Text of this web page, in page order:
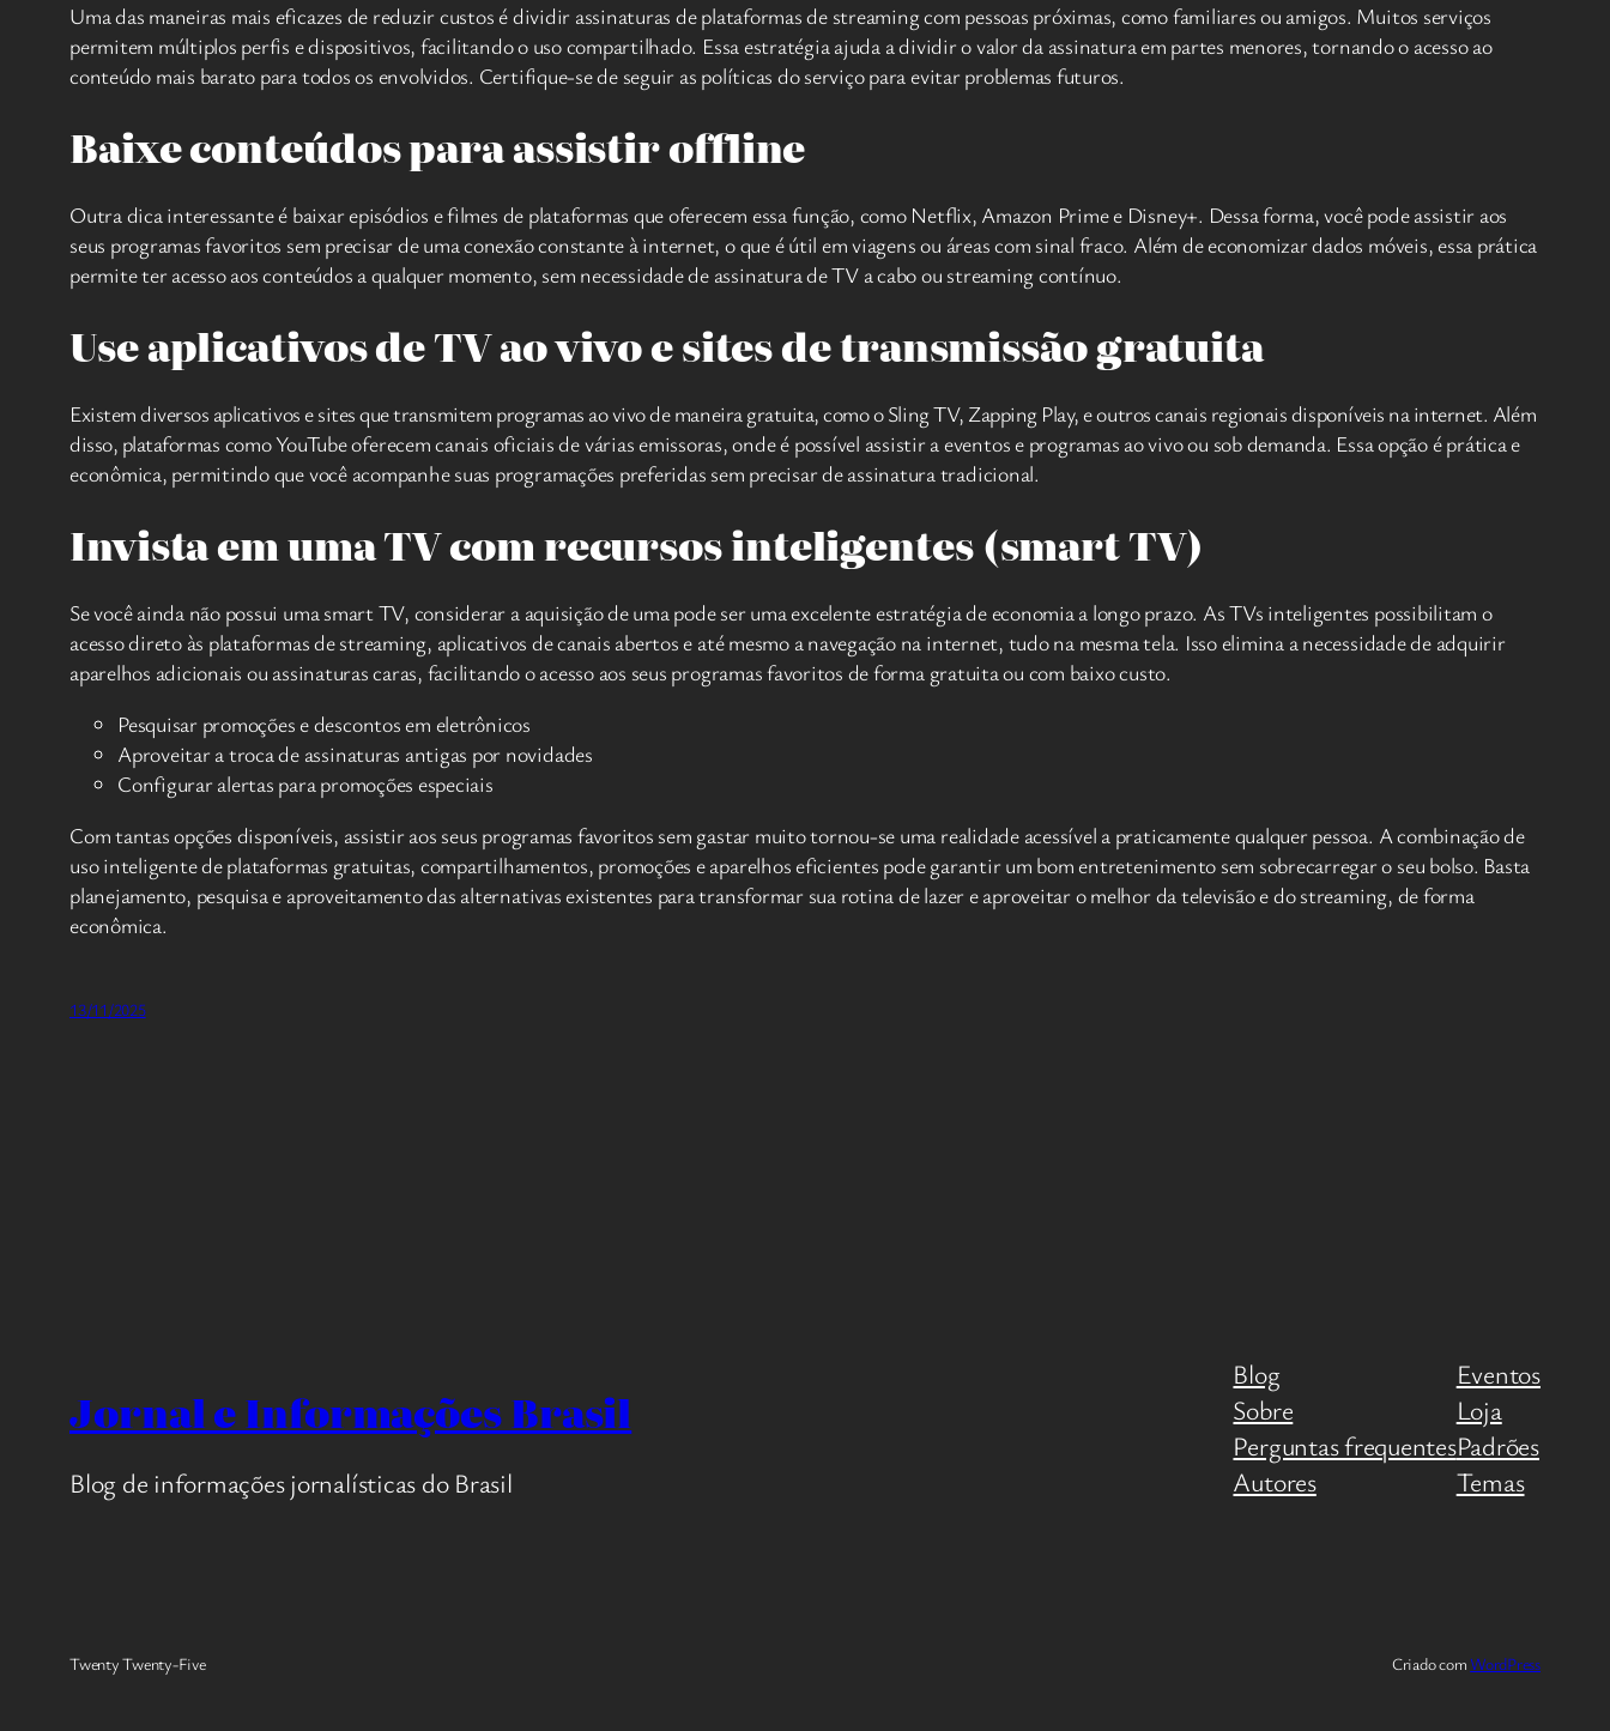
Uma das maneiras mais eficazes de reduzir custos é dividir assinaturas de plataformas de streaming com pessoas próximas, como familiares ou amigos. Muitos serviços
permitem múltiplos perfis e dispositivos, facilitando o uso compartilhado. Essa estratégia ajuda a dividir o valor da assinatura em partes menores, tornando o acesso ao
conteúdo mais barato para todos os envolvidos. Certifique-se de seguir as políticas do serviço para evitar problemas futuros.
Baixe conteúdos para assistir offline
Outra dica interessante é baixar episódios e filmes de plataformas que oferecem essa função, como Netflix, Amazon Prime e Disney+. Dessa forma, você pode assistir aos
seus programas favoritos sem precisar de uma conexão constante à internet, o que é útil em viagens ou áreas com sinal fraco. Além de economizar dados móveis, essa prática
permite ter acesso aos conteúdos a qualquer momento, sem necessidade de assinatura de TV a cabo ou streaming contínuo.
Use aplicativos de TV ao vivo e sites de transmissão gratuita
Existem diversos aplicativos e sites que transmitem programas ao vivo de maneira gratuita, como o Sling TV, Zapping Play, e outros canais regionais disponíveis na internet. Além
disso, plataformas como YouTube oferecem canais oficiais de várias emissoras, onde é possível assistir a eventos e programas ao vivo ou sob demanda. Essa opção é prática e
econômica, permitindo que você acompanhe suas programações preferidas sem precisar de assinatura tradicional.
Invista em uma TV com recursos inteligentes (smart TV)
Se você ainda não possui uma smart TV, considerar a aquisição de uma pode ser uma excelente estratégia de economia a longo prazo. As TVs inteligentes possibilitam o
acesso direto às plataformas de streaming, aplicativos de canais abertos e até mesmo a navegação na internet, tudo na mesma tela. Isso elimina a necessidade de adquirir
aparelhos adicionais ou assinaturas caras, facilitando o acesso aos seus programas favoritos de forma gratuita ou com baixo custo.
Pesquisar promoções e descontos em eletrônicos
Aproveitar a troca de assinaturas antigas por novidades
Configurar alertas para promoções especiais
Com tantas opções disponíveis, assistir aos seus programas favoritos sem gastar muito tornou-se uma realidade acessível a praticamente qualquer pessoa. A combinação de
uso inteligente de plataformas gratuitas, compartilhamentos, promoções e aparelhos eficientes pode garantir um bom entretenimento sem sobrecarregar o seu bolso. Basta
planejamento, pesquisa e aproveitamento das alternativas existentes para transformar sua rotina de lazer e aproveitar o melhor da televisão e do streaming, de forma
econômica.
13/11/2025
Jornal e Informações Brasil
Blog de informações jornalísticas do Brasil
Blog
Sobre
Perguntas frequentes
Autores
Eventos
Loja
Padrões
Temas
Twenty Twenty-Five Criado com WordPress